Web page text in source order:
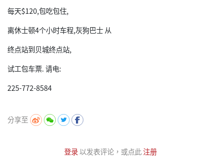
每天$120,包吃包住,
离休士顿4个小时车程,灰狗巴士 从
终点站到贝城终点站,
试工包车票. 请电:
225-772-8584
分享至
登录以发表评论，或点此注册